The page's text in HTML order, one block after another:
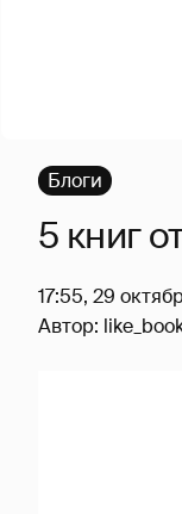
Блоги
5 книг
17:55, 29
Автор: